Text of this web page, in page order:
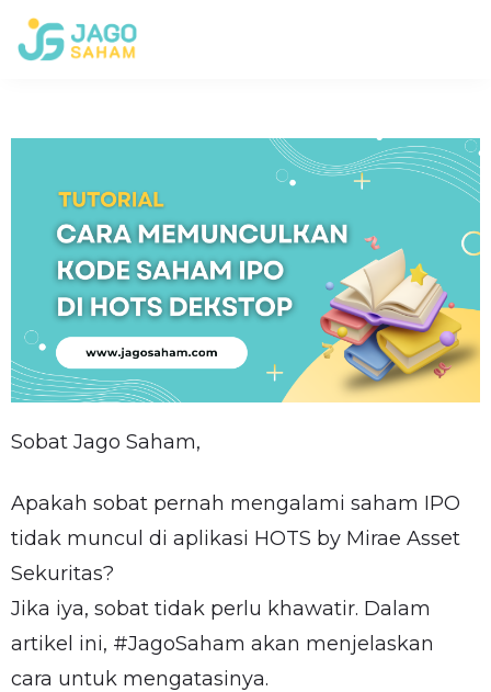
Sobat Jago Saham,
Apakah sobat pernah mengalami saham IPO
tidak muncul di aplikasi HOTS by Mirae Asset
Sekuritas?
Jika iya, sobat tidak perlu khawatir. Dalam
artikel ini, #JagoSaham akan menjelaskan
cara untuk mengatasinya.